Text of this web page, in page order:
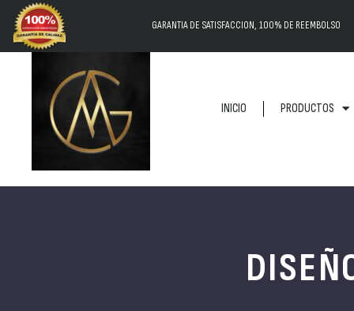
GARANTIA DE SATISFACCION, 100% DE REEMBOLSO
INICIO PRODUCTOS